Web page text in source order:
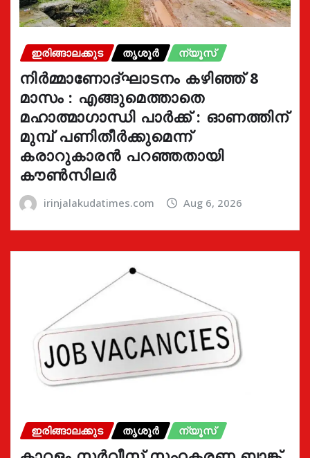
ഇരിങ്ങാലക്കുട തൃശൂർ ന്യൂസ്
നിർമ്മാണോദ്ഘാടനം കഴിഞ്ഞ് 8
മാസം : എങ്ങുമെത്താതെ
മഹാത്മാഗാന്ധി പാർക്ക് : ഓണത്തിന്
മുമ്പ് പണിതീർക്കുമെന്ന്
കരാറുകാരൻ പറഞ്ഞതായി
കൗൺസിലർ
irinjalakudatimes.com Aug 6, 2026
ഇരിങ്ങാലക്കുട തൃശൂർ ന്യൂസ്